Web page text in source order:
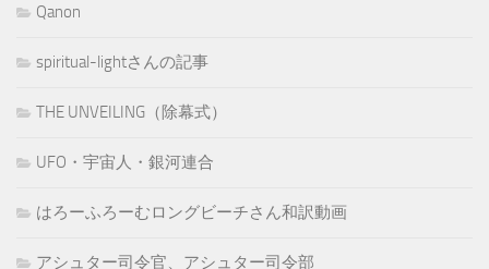
Qanon
spiritual-lightさんの記事
THE UNVEILING（除幕式）
UFO・宇宙人・銀河連合
はろーふろーむロングビーチさん和訳動画
アシュター司令官、アシュター司令部